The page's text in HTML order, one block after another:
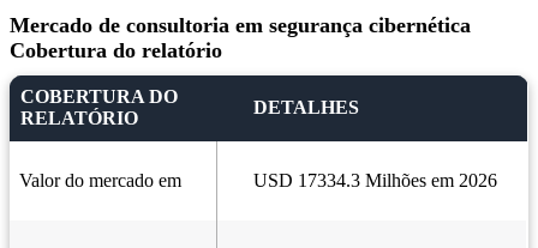
Mercado de consultoria em segurança cibernética
Cobertura do relatório
COBERTURA DO
RELATÓRIO
DETALHES
Valor do mercado em USD 17334.3 Milhões em 2026